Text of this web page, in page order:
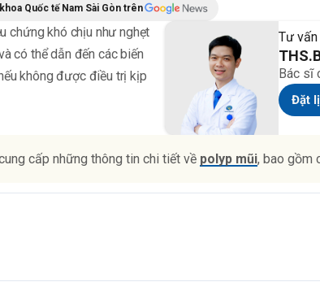
Quốc tế Nam Sài Gòn trên
chứng khó chịu như nghẹt
có thể dẫn đến các biến
không được điều trị kịp
Tư
Bác sĩ
Đặt
cấp những thông tin chi tiết về polyp mũi, bao gồm